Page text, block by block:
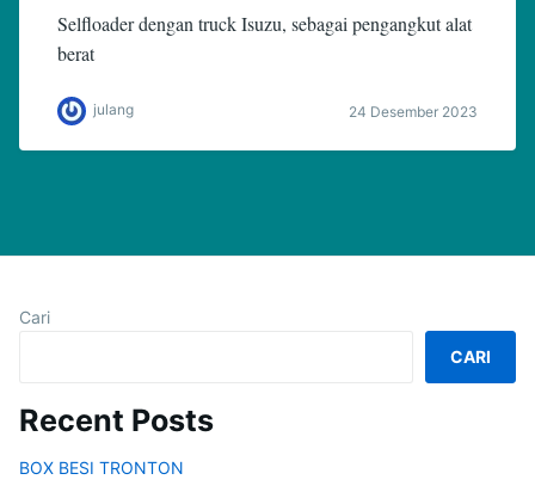
Selfloader dengan truck Isuzu, sebagai pengangkut alat
berat
julang 24 Desember 2023
Cari
CARI
Recent Posts
BOX BESI TRONTON